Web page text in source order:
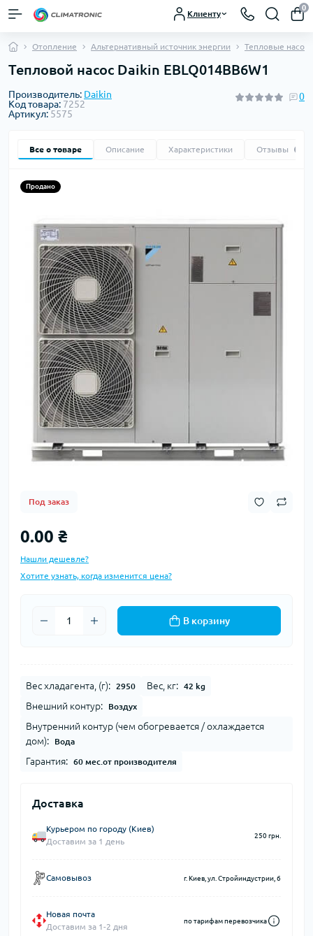
Клиенту
0
Отопление Альтернативный источник энергии Тепловые
Тепловой насос Daikin EBLQ014BB6W1
Производитель: Daikin
Код товара: 7252
Артикул: 5575
0
Все о товаре Описание Характеристики Отзывы
Продано
Под заказ
0.00 ₴
Нашли дешевле?
Хотите узнать, когда изменится цена?
В корзину
Вес хладагента, (г): 2950 Вес, кг: 42 kg
Внешний контур: Воздух
Внутренний контур (чем обогревается / охлаждается
дом):
Вода
Гарантия: 60 мес.от производителя
Доставка
Курьером по городу (Киев)
Доставим за 1 день
250 грн.
Самовывоз г. Киев, ул. Стройиндустрии, 6
Новая почта
Доставим за 1-2 дня
по тарифам перевозчика